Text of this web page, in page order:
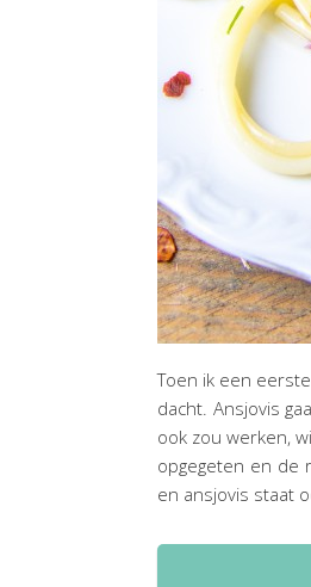
Toen ik een
dacht. Ansjovis
ook zou werken,
opgegeten en de
en ansjovis staat